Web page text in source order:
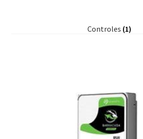
Controles (1)